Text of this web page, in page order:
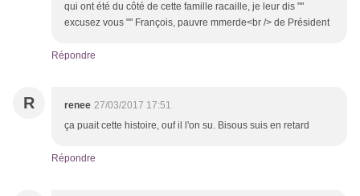
qui ont été du côté de cette famille racaille, je leur dis ""
excusez vous "" François, pauvre mmerde<br /> de Président
Répondre
R renee 27/03/2017 17:51
ça puait cette histoire, ouf il l'on su. Bisous suis en retard
Répondre